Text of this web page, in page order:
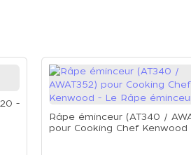
-
Râpe éminceur (AT340 /
pour Cooking Chef Kenwood